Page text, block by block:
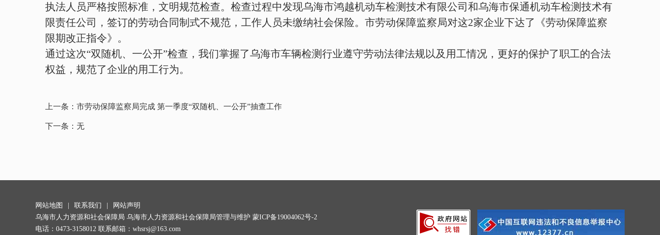
执法人员严格按照标准，文明规范检查。检查过程中发现乌海市鸿越机动车检测技术有限公司和乌海市保通机动车检测技术有
限责任公司，签订的劳动合同制式不规范，工作人员未缴纳社会保险。市劳动保障监察局对这2家企业下达了《劳动保障监察
限期改正指令》。
通过这次“双随机、一公开”检查，我们掌握了乌海市车辆检测行业遵守劳动法律法规以及用工情况，更好的保护了职工的合法
权益，规范了企业的用工行为。
上一条： 市劳动保障监察局完成 第一季度“双随机、一公开”抽查工作
下一条： 无
网站地图 联系我们
网站声明
乌海市人力资源和社会保障局 乌海市人力资源和社会保障局管理与维护 蒙ICP备19004062号-2
电话：0473-3158012 联系邮箱：whsrsj@163.com